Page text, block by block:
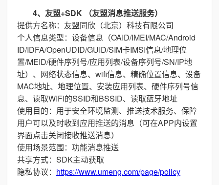
4、友盟+SDK （友盟消息推送服务）
提供方名称：友盟同欣（北京）科技有限公司
个人信息类型：设备信息（OAID/IMEI/MAC/Android
ID/IDFA/OpenUDID/GUID/SIM卡IMSI信息/地理位
置/MEID/硬件序列号/应用列表/设备序列号/SN/IP地
址）、网络状态信息、wifi信息、精确位置信息、设备
MAC地址、地理位置、安装应用列表、硬件序列号信
息、读取WIFI的SSID和BSSID、读取蓝牙地址
使用目的：用于安全环境监测、推送技术服务、保障
用户可以及时收到应用推送的消息（可在APP内设置
界面点击关闭接收推送消息）
使用场景范围：功能消息推送
共享方式：SDK主动获取
隐私协议： https://www.umeng.com/page/policy